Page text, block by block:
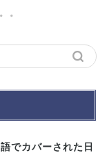
でカバーされた日